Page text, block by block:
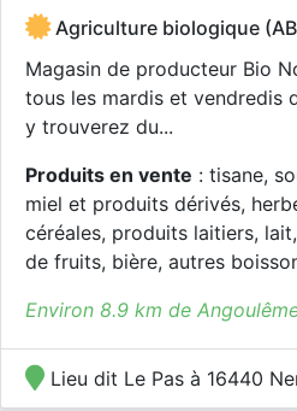
Agriculture biologique
Magasin de producteur Bio
tous les mardis et vendredis
y trouverez du...
Produits en vente : tisane,
miel et produits dérivés,
céréales, produits laitiers,
de fruits, bière, autres
Environ 8.9 km de
Lieu dit Le Pas à 16440